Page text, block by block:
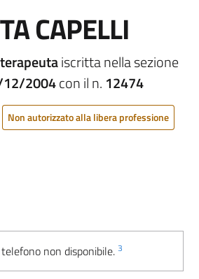
CAPELLI
iscritta nella sezione
2004con il n. 12474
Non autorizzato alla libera professione
non disponibile. 3